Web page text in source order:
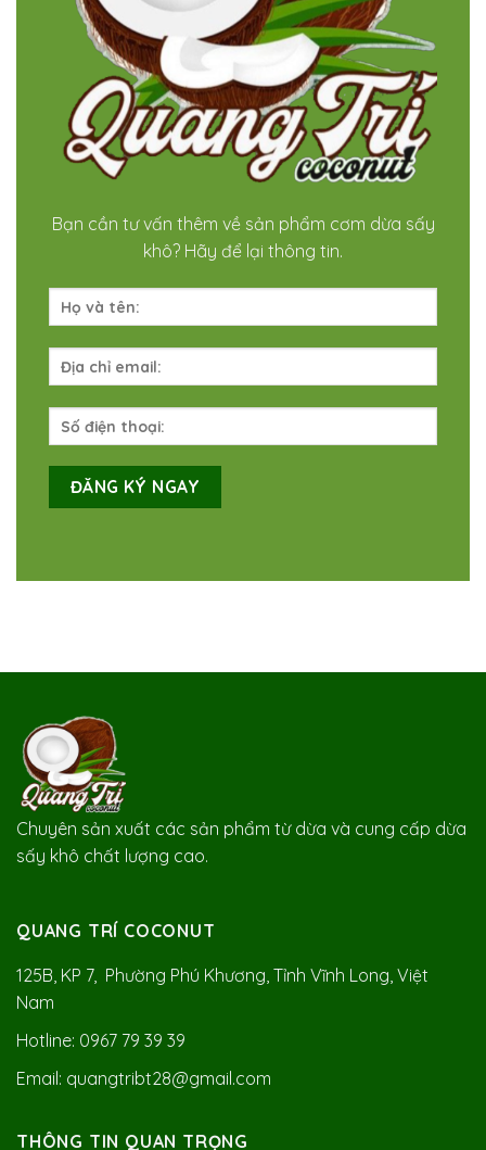
Bạn cần tư vấn thêm về sản phẩm cơm dừa sấy
khô? Hãy để lại thông tin.
Chuyên sản xuất các sản phẩm từ dừa và cung cấp dừa
sấy khô chất lượng cao.
QUANG TRÍ COCONUT
125B, KP 7, Phường Phú Khương, Tỉnh Vĩnh Long, Việt
Nam
Hotline: 0967 79 39 39
Email: quangtribt28@gmail.com
THÔNG TIN QUAN TRỌNG